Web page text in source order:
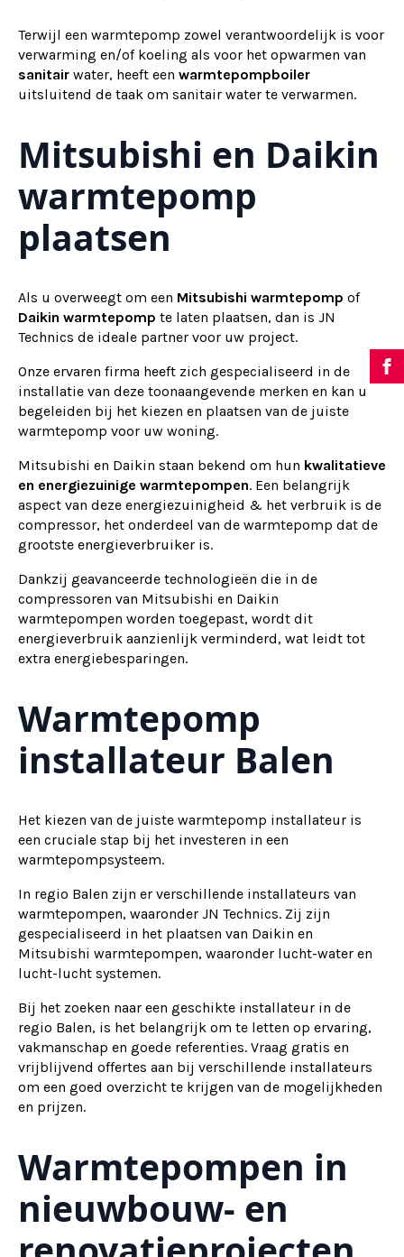
Terwijl een warmtepomp zowel verantwoordelijk is voor
verwarming en/of koeling als voor het opwarmen van
sanitair water, heeft een warmtepompboiler
uitsluitend de taak om sanitair water te verwarmen.
Mitsubishi en Daikin
warmtepomp
plaatsen
Als u overweegt om een Mitsubishi warmtepomp of
Daikin warmtepomp te laten plaatsen, dan is JN
Technics de ideale partner voor uw project.
Onze ervaren firma heeft zich gespecialiseerd in de
installatie van deze toonaangevende merken en kan u
begeleiden bij het kiezen en plaatsen van de juiste
warmtepomp voor uw woning.
Mitsubishi en Daikin staan bekend om hun kwalitatieve
en energiezuinige warmtepompen. Een belangrijk
aspect van deze energiezuinigheid & het verbruik is de
compressor, het onderdeel van de warmtepomp dat de
grootste energieverbruiker is.
Dankzij geavanceerde technologieën die in de
compressoren van Mitsubishi en Daikin
warmtepompen worden toegepast, wordt dit
energieverbruik aanzienlijk verminderd, wat leidt tot
extra energiebesparingen.
Warmtepomp
installateur Balen
Het kiezen van de juiste warmtepomp installateur is
een cruciale stap bij het investeren in een
warmtepompsysteem.
In regio Balen zijn er verschillende installateurs van
warmtepompen, waaronder JN Technics. Zij zijn
gespecialiseerd in het plaatsen van Daikin en
Mitsubishi warmtepompen, waaronder lucht-water en
lucht-lucht systemen.
Bij het zoeken naar een geschikte installateur in de
regio Balen, is het belangrijk om te letten op ervaring,
vakmanschap en goede referenties. Vraag gratis en
vrijblijvend offertes aan bij verschillende installateurs
om een goed overzicht te krijgen van de mogelijkheden
en prijzen.
Warmtepompen in
nieuwbouw- en